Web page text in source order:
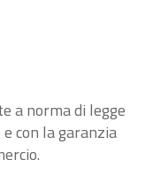
a norma di legge
con la garanzia